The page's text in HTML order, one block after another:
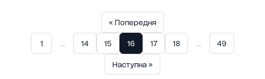
« Попередня
1
… 14 15 16 17 18 …
49
Наступна »